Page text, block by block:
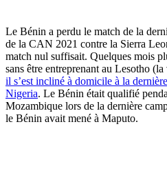
Le Bénin a perdu le match de la
de la CAN 2021 contre la Sierra
match nul suffisait. Quelques mois
sans être entreprenant au Lesotho
il s’est incliné à domicile à la
Nigeria. Le Bénin était qualifié
Mozambique lors de la dernière
le Bénin avait mené à Maputo.